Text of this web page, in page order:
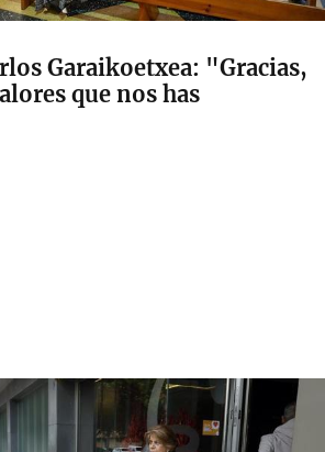
Garaikoetxea: "Gracias,
que nos has